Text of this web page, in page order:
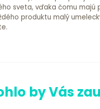
sveta, vďaka čomu
produktu malý
by Vás